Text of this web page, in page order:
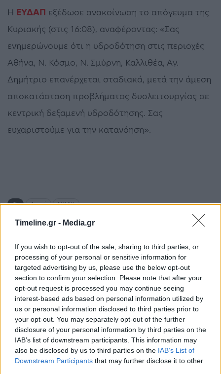
Timeline.gr - Media.gr
If you wish to opt-out of the sale, sharing to third parties, or
processing of your personal or sensitive information for
targeted advertising by us, please use the below opt-out
section to confirm your selection. Please note that after your
opt-out request is processed you may continue seeing
interest-based ads based on personal information utilized by
us or personal information disclosed to third parties prior to
your opt-out. You may separately opt-out of the further
disclosure of your personal information by third parties on the
IAB’s list of downstream participants. This information may
also be disclosed by us to third parties on the IAB’s List of
Downstream Participants that may further disclose it to other
Η ΕΥΔΑΠ εξέδωσε ανακοίνωση το απόγευμα της
Κυριακής (στις 16:08), αναφέροντας: «Σας
ενημερώνουμε ότι η υδροδότηση στις περιοχές
Αθήνα, Ν. Κόσμο, Ν. Σμύρνη, Καλλιθέα, Αγ.
Δημήτριο επανέρχεται σταδιακά, μετά την άμεση
αποκατάσταση προβλήματος δυσλειτουργίας σε
κεντρική δεξαμενή υδροδότησης. Σας
ευχαριστούμε για την κατανόηση».
Αττική ΕΥΔΑΠ
ΠΡΟΗΓΟΎΜΕΝΟ ΆΡΘΡΟ
Άργος: Ανήλικοι που
έκλεψαν πορτοφόλι,
μοιράστηκαν τα μετρητά
και έκαναν αγορές με τις
κάρτες
ΕΠΌΜΕΝΟ ΆΡΘΡΟ
Μαγνησία: Έτσι
σκοτώθηκε οδηγός
νταλίκας από συνάδελφό
του – Νέα στοιχεία για το
δυστύχημα
Μπορεί επίσης να σε ενδιαφέρει